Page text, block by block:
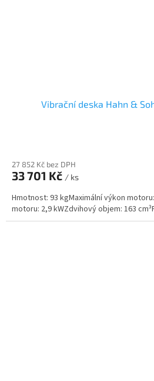
Vibrační deska Hahn &
27 852 Kč bez DPH
33 701 Kč / ks
Hmotnost: 93 kgMaximální výkon
motoru: 2,9 kWZdvihový objem: 163